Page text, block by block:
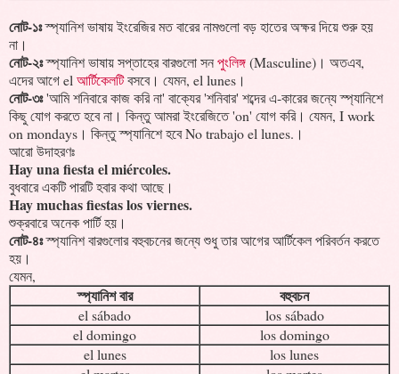
নোট-১ঃস্প্যানিশ ভাষায় ইংরেজির মত বারের নামগুলো বড় হাতের অক্ষর দিয়ে শুরু হয়
না।
নোট-২ঃস্প্যানিশ ভাষায় সপ্তাহের বারগুলো সনপুংলিঙ্গ(Masculine)। অতএব,
এদের আগে el আর্টিকেলটিবসবে। যেমন, el lunes।
নোট-৩ঃ'আমি শনিবারে কাজ করি না' বাক্যের 'শনিবার' শব্দের এ-কারের জন্যে স্প্যানিশে
কিছু যোগ করতে হবে না। কিন্তু আমরা ইংরেজিতে 'on' যোগ করি। যেমন, I work
on mondays। কিন্তু স্প্যানিশে হবে No trabajo el lunes.।
আরো উদাহরণঃ
Hay una fiesta el miércoles.
বুধবারে একটি পারটি হবার কথা আছে।
Hay muchas fiestas los viernes.
শুক্রবারে অনেক পার্টি হয়।
নোট-৪ঃস্প্যানিশ বারগুলোর বহুবচনের জন্যে শুধু তার আগের আর্টিকেল পরিবর্তন করতে
হয়।
যেমন,
স্প্যানিশ বার বহুবচন
el sábado
los sábado
el domingo
los domingo
el lunes
los lunes